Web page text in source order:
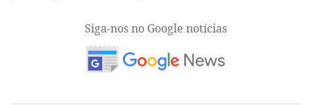
Siga-nos no Google notícias